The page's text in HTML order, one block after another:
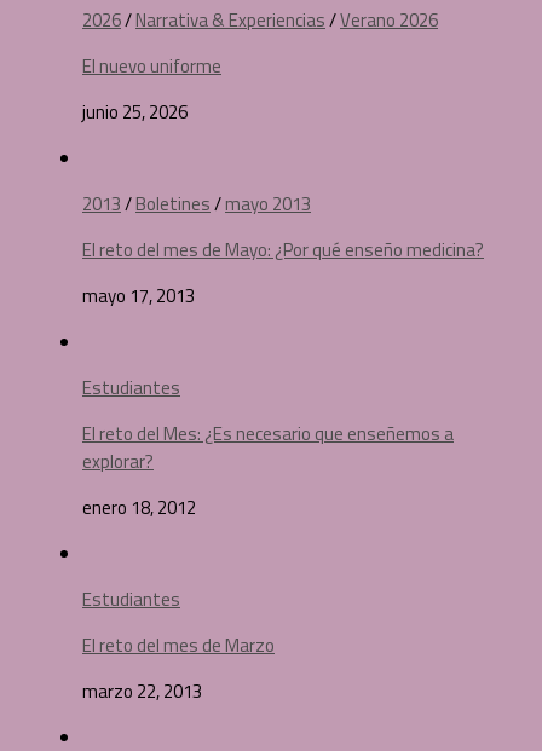
2026/Narrativa & Experiencias/Verano 2026
El nuevo uniforme
junio 25, 2026
2013/Boletines/mayo 2013
El reto del mes de Mayo: ¿Por qué enseño medicina?
mayo 17, 2013
Estudiantes
El reto del Mes: ¿Es necesario que enseñemos a
explorar?
enero 18, 2012
Estudiantes
El reto del mes de Marzo
marzo 22, 2013